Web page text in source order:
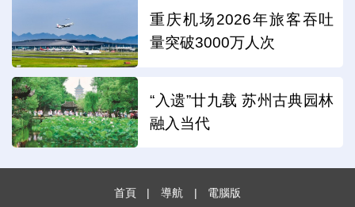
重庆机场2026年旅客吞吐
量突破3000万人次
“入遗”廿九载 苏州古典园林
融入当代
首頁 | 導航 | 電腦版